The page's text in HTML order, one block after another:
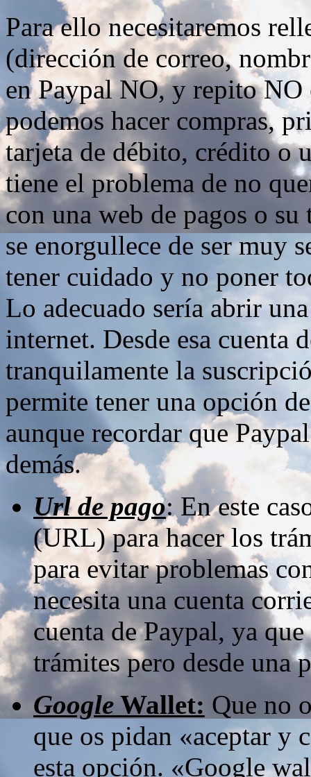
Para ello necesitaremos
(dirección de correo,
en Paypal NO, y repito
podemos hacer compras,
tarjeta de débito, crédito o
tiene el problema de no
con una web de pagos o
se enorgullece de ser muy
tener cuidado y no poner
Lo adecuado sería abrir
internet. Desde esa cuenta
tranquilamente la
permite tener una opción
aunque recordar que
demás.
Url de pago: En este
(URL) para hacer los
para evitar problemas
necesita una cuenta
cuenta de Paypal, ya
trámites pero desde una
GoogleWallet: Que no
que os pidan «aceptar y
esta opción. «Google